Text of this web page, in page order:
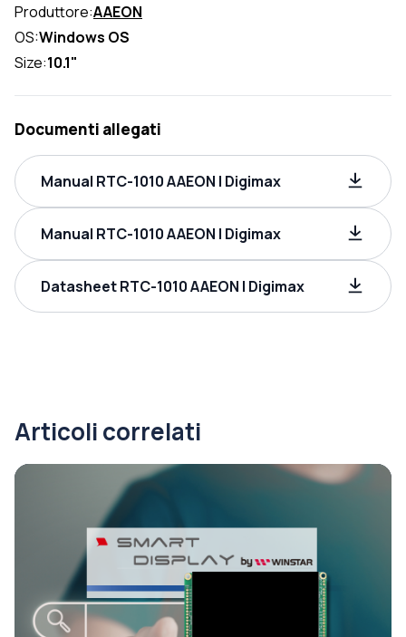
Produttore:AAEON
OS:Windows OS
Size:10.1"
Documenti allegati
Manual RTC-1010 AAEON | Digimax
Manual RTC-1010 AAEON | Digimax
Datasheet RTC-1010 AAEON | Digimax
Articoli correlati